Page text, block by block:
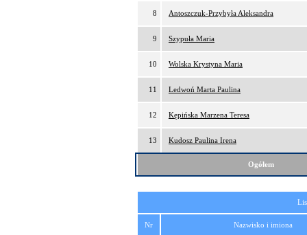
8 Antoszczuk-Przybyła Aleksandra
9 Szypuła Maria
10 Wolska Krystyna Maria
11 Ledwoń Marta Paulina
12 Kępińska Marzena Teresa
13 Kudosz Paulina Irena
Ogółem
Nr Nazwisko i imiona